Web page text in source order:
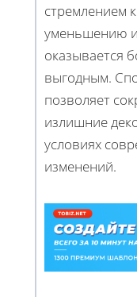
стремлением
уменьшению
оказывается
выгодным.
позволяет
излишние
условиях
изменений.